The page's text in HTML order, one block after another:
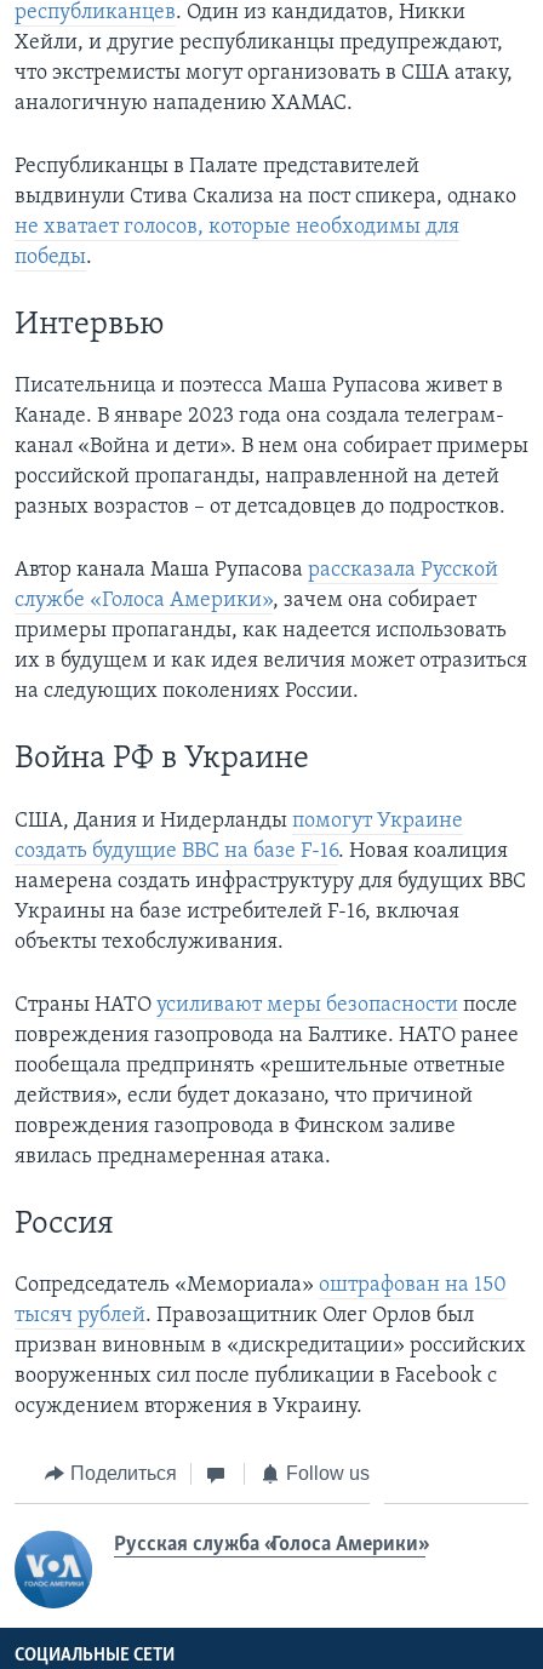
республиканцев. Один из кандидатов, Никки
Хейли, и другие республиканцы предупреждают,
что экстремисты могут организовать в США атаку,
аналогичную нападению ХАМАС.
Республиканцы в Палате представителей
выдвинули Стива Скализа на пост спикера, однако
не хватает голосов, которые необходимы для
победы.
Интервью
Писательница и поэтесса Маша Рупасова живет в
Канаде. В январе 2023 года она создала телеграм-
канал «Война и дети». В нем она собирает примеры
российской пропаганды, направленной на детей
разных возрастов – от детсадовцев до подростков.
Автор канала Маша Рупасова рассказала Русской
службе «Голоса Америки», зачем она собирает
примеры пропаганды, как надеется использовать
их в будущем и как идея величия может отразиться
на следующих поколениях России.
Война РФ в Украине
США, Дания и Нидерланды помогут Украине
создать будущие ВВС на базе F-16. Новая коалиция
намерена создать инфраструктуру для будущих ВВС
Украины на базе истребителей F-16, включая
объекты техобслуживания.
Страны НАТО усиливают меры безопасности после
повреждения газопровода на Балтике. НАТО ранее
пообещала предпринять «решительные ответные
действия», если будет доказано, что причиной
повреждения газопровода в Финском заливе
явилась преднамеренная атака.
Россия
Сопредседатель «Мемориала» оштрафован на 150
тысяч рублей. Правозащитник Олег Орлов был
призван виновным в «дискредитации» российских
вооруженных сил после публикации в Facebook c
осуждением вторжения в Украину.
Поделиться Follow us
Русская служба «Голоса Америки»
СОЦИАЛЬНЫЕ СЕТИ